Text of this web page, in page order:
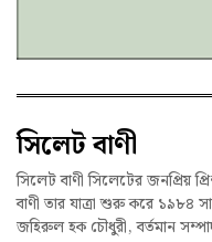
সিলেট বাণী
সিলেট বাণী সিলেটের জনপ্রিয়
বাণী তার যাত্রা শুরু করে ১৯৮৪
জহিরুল হক চৌধুরী, বর্তমান